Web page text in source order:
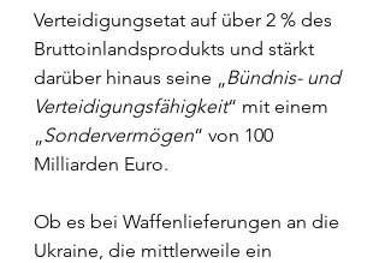
Verteidigungsetat auf über 2 % des
Bruttoinlandsprodukts und stärkt
darüber hinaus seine „Bündnis- und
Verteidigungsfähigkeit“ mit einem
„Sondervermögen“ von 100
Milliarden Euro.
Ob es bei Waffenlieferungen an die
Ukraine, die mittlerweile ein